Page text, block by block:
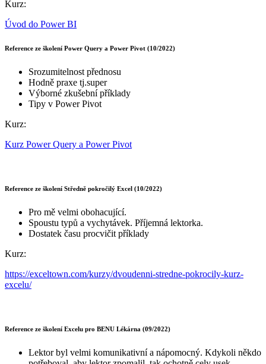
Kurz:
Úvod do Power BI
Reference ze školení Power Query a Power Pivot (10/2022)
Srozumitelnost přednosu
Hodně praxe tj.super
Výborné zkušební příklady
Tipy v Power Pivot
Kurz:
Kurz Power Query a Power Pivot
Reference ze školení Středně pokročilý Excel (10/2022)
Pro mě velmi obohacující.
Spoustu typů a vychytávek. Příjemná lektorka.
Dostatek času procvičit příklady
Kurz:
https://exceltown.com/kurzy/dvoudenni-stredne-pokrocily-kurz-
excelu/
Reference ze školení Excelu pro BENU Lékárna (09/2022)
Lektor byl velmi komunikativní a nápomocný. Kdykoli někdo